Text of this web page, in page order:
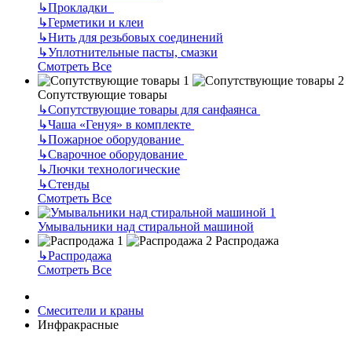
↳Прокладки
↳Герметики и клеи
↳Нить для резьбовых соединений
↳Уплотнительные пасты, смазки
Смотреть Все
Сопутствующие товары
↳Сопутствующие товары для санфаянса
↳Чаша «Генуя» в комплекте
↳Пожарное оборудование
↳Сварочное оборудование
↳Лючки технологические
↳Стенды
Смотреть Все
Умывальники над стиральной машиной
Распродажа
↳Распродажа
Смотреть Все
Смесители и краны
Инфракрасные